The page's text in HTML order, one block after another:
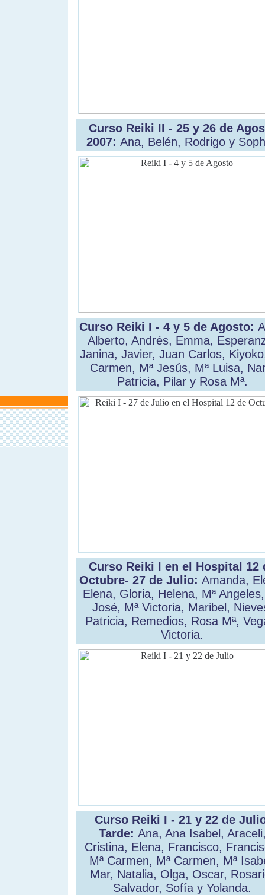
Curso Reiki II - 25 y 26 de
2007: Ana, Belén, Rodrigo y
Curso Reiki I - 4 y 5 de Agosto:
Alberto, Andrés, Emma,
Janina, Javier, Juan Carlos,
Carmen, Mª Jesús, Mª Luisa,
Patricia, Pilar y Rosa Mª.
Curso Reiki I en el Hospital 12
Octubre- 27 de Julio: Amanda,
Elena, Gloria, Helena, Mª
José, Mª Victoria, Maribel,
Patricia, Remedios, Rosa Mª,
Victoria.
Curso Reiki I - 21 y 22 de
Tarde: Ana, Ana Isabel,
Cristina, Elena, Francisco,
Mª Carmen, Mª Carmen, Mª
Mar, Natalia, Olga, Oscar,
Salvador, Sofía y Yolanda.